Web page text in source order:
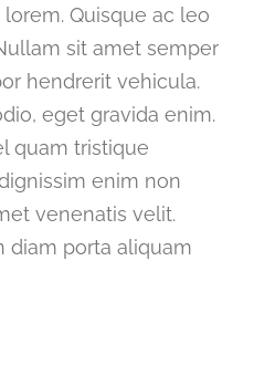
Quisque ac leo
sit amet semper
hendrerit vehicula.
eget gravida enim.
quam tristique
enim non
venenatis velit.
diam porta aliquam